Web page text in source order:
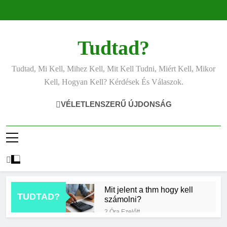
Tudtad?
Tudtad, Mi Kell, Mihez Kell, Mit Kell Tudni, Miért Kell, Mikor
Kell, Hogyan Kell? Kérdések És Válaszok.
VÉLETLENSZERŰ ÚJDONSÁG
TUDTAD?
Mit jelent a thm hogy kell
számolni?
2 Óra Ezelőtt